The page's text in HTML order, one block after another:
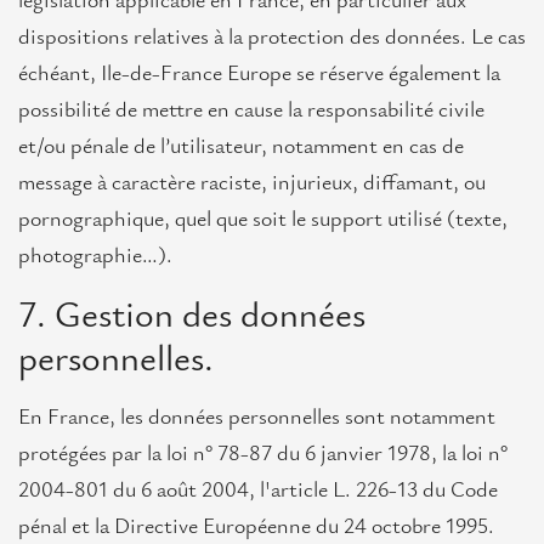
dispositions relatives à la protection des données. Le cas
échéant, Ile-de-France Europe se réserve également la
possibilité de mettre en cause la responsabilité civile
et/ou pénale de l’utilisateur, notamment en cas de
message à caractère raciste, injurieux, diffamant, ou
pornographique, quel que soit le support utilisé (texte,
photographie…).
7. Gestion des données
personnelles.
En France, les données personnelles sont notamment
protégées par la loi n° 78-87 du 6 janvier 1978, la loi n°
2004-801 du 6 août 2004, l'article L. 226-13 du Code
pénal et la Directive Européenne du 24 octobre 1995.